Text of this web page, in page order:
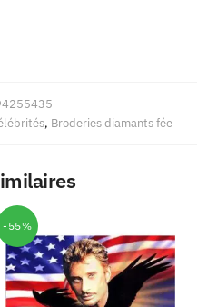
, Broderies diamants fée
-55%